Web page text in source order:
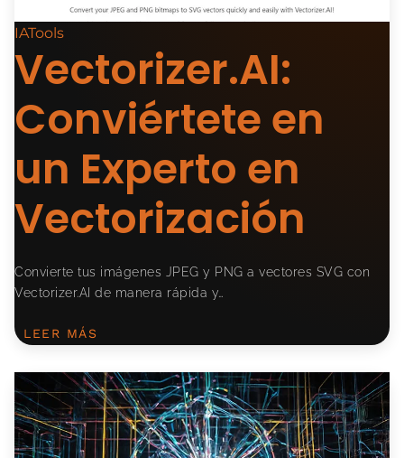
IATools
Vectorizer.AI:
Conviértete en
un Experto en
Vectorización
Convierte tus imágenes JPEG y PNG a vectores SVG con
Vectorizer.AI de manera rápida y…
LEER MÁS